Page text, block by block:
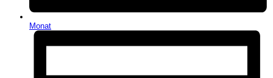
Monat